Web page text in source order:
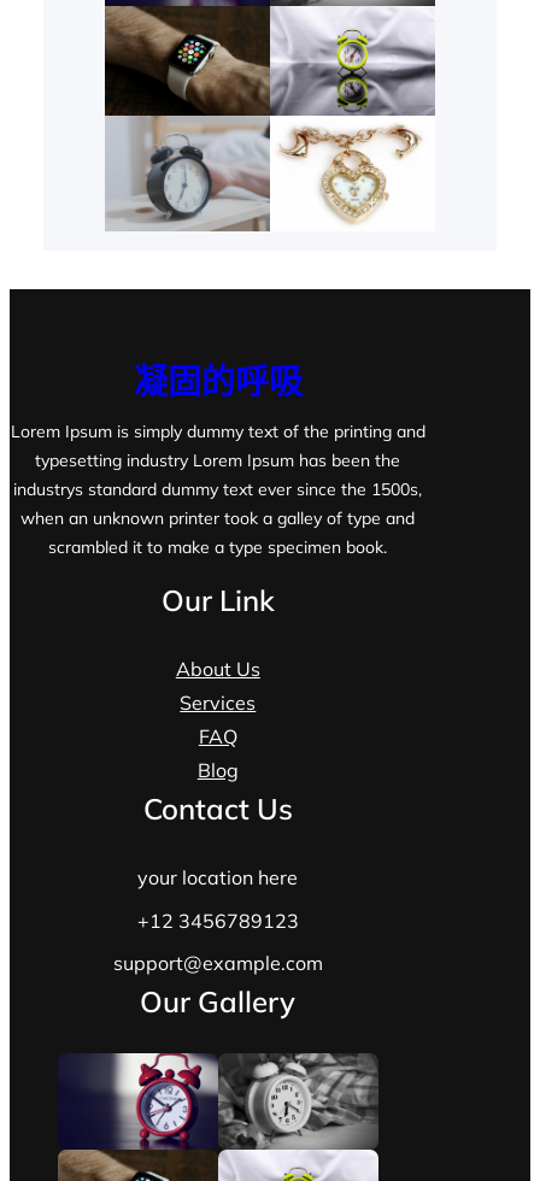
凝固的呼吸
Lorem Ipsum is simply dummy text of the printing and
typesetting industry Lorem Ipsum has been the
industrys standard dummy text ever since the 1500s,
when an unknown printer took a galley of type and
scrambled it to make a type specimen book.
Our Link
About Us
Services
FAQ
Blog
Contact Us
your location here
+12 3456789123
support@example.com
Our Gallery